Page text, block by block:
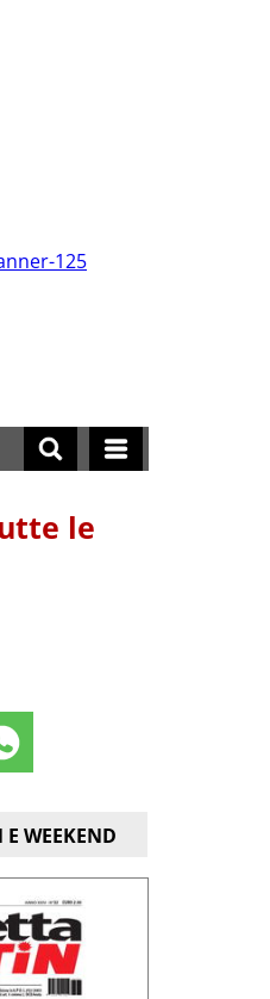
le
WEEKEND